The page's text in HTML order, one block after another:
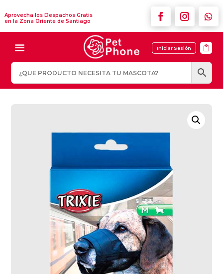
Aprovecha los Despachos Gratis
en la Zona Oriente de Santiago
Iniciar Sesión 